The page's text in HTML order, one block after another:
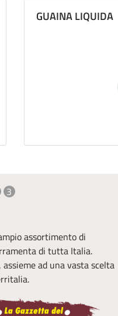
GUAINA LIQUIDA
3
assortimento di
di tutta Italia.
ad una vasta scelta